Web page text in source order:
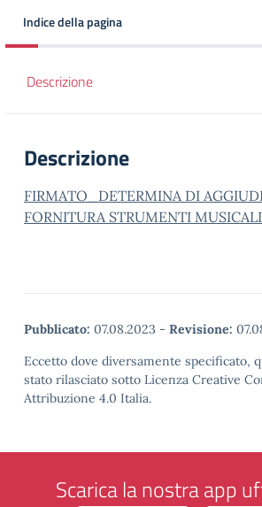
Indice della pagina
Descrizione
Descrizione
FIRMATO_DETERMINA DI
FORNITURA STRUMENTI MUSICALI
Pubblicato: 07.08.2023 - Revisione:
Eccetto dove diversamente specificato,
stato rilasciato sotto Licenza Creative
Attribuzione 4.0 Italia.
Scarica la nostra app